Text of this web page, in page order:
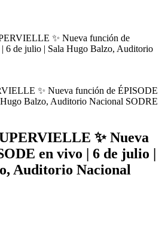
✨ Nueva función de
6 de julio | Sala Hugo Balzo, Auditorio
✨ Nueva
en vivo | 6 de julio |
Auditorio Nacional